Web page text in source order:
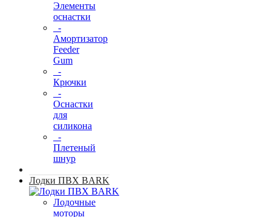
Элементы
оснастки
-
Амортизатор
Feeder
Gum
-
Крючки
-
Оснастки
для
силикона
-
Плетеный
шнур
Лодки ПВХ BARK
Лодочные
моторы